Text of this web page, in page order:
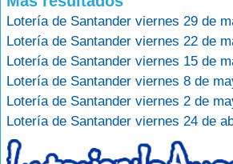
Lotería de Santander viernes 29 de
Lotería de Santander viernes 22 de
Lotería de Santander viernes 15 de
Lotería de Santander viernes 8 de
Lotería de Santander viernes 2 de
Lotería de Santander viernes 24 de